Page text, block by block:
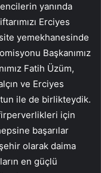
yanında
Erciyes
yemekhanesinde
Başkanımız
Fatih Üzüm,
ve Erciyes
ile de birlikteydik.
için
başarılar
olarak daima
en güçlü